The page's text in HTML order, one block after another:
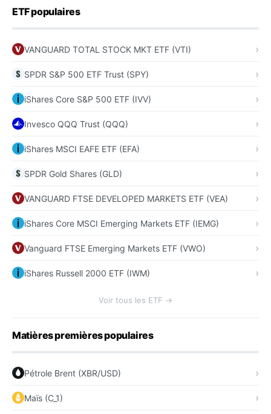
ETF populaires
VANGUARD TOTAL STOCK MKT ETF (VTI)
SPDR S&P 500 ETF Trust (SPY)
iShares Core S&P 500 ETF (IVV)
Invesco QQQ Trust (QQQ)
iShares MSCI EAFE ETF (EFA)
SPDR Gold Shares (GLD)
VANGUARD FTSE DEVELOPED MARKETS ETF (VEA)
iShares Core MSCI Emerging Markets ETF (IEMG)
Vanguard FTSE Emerging Markets ETF (VWO)
iShares Russell 2000 ETF (IWM)
Voir tous les ETF →
Matières premières populaires
Pétrole Brent (XBR/USD)
Maïs (C_1)